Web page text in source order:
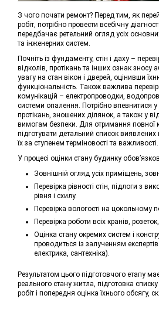
З чого почати ремонт? Перед тим, як
робіт, потрібно провести всебічну
передбачає ретельний огляд усіх
та інженерних систем.
Почніть із фундаменту, стін і даху –
відколів, протікань та інших ознак
увагу на стан вікон і дверей, оцінивши
функціональність. Також важлива
комунікацій – електропроводки,
системи опалення. Потрібно впевнитися у
протікань, зношених ділянок, а також у
вимогам безпеки. Для отримання повної
підготувати детальний список
їх за ступенем терміновості та важливості.
У процесі оцінки стану будинку
Зовнішній огляд усіх приміщень,
Перевірка рівності стін, підлоги з
рівня і схилу.
Перевірка вологості на цокольному
Перевірка роботи всіх кранів,
Оцінка стану окремих систем і
проводиться із залученням
електрика, сантехніка).
Результатом цього підготовчого етапу
реального стану житла, підготовка
робіт і попередня оцінка їхнього обсягу,